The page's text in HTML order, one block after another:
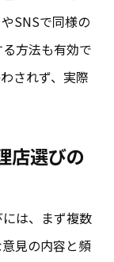
SNSで同様の
方法も有効で
されず、実際
店選びの
は、まず複数
見の内容と頻